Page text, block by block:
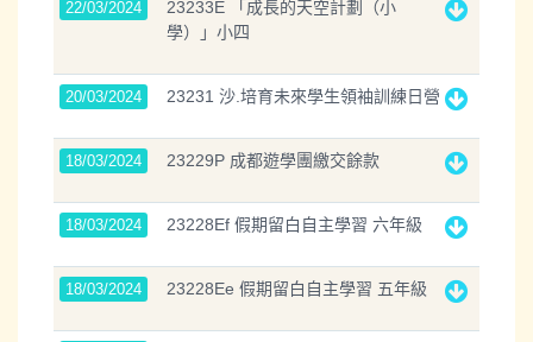
22/03/2024
23233E 「成長的天空計劃（小
學）」小四
20/03/2024 23231 沙.培育未來學生領袖訓練日營
18/03/2024 23229P 成都遊學團繳交餘款
18/03/2024 23228Ef 假期留白自主學習 六年級
18/03/2024 23228Ee 假期留白自主學習 五年級